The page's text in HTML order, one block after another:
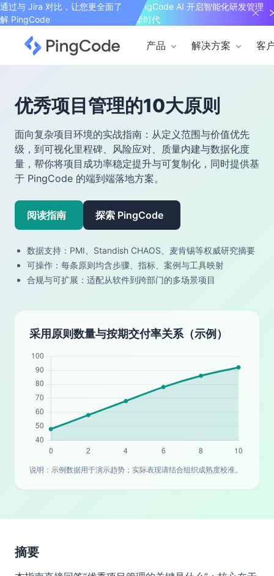
通过与 Jira 对比，让您更全面了
解 PingCode
PingCode AI 开启智能化研发管理
新时代
产品 解决方案 客
优秀项目管理的10大原则
面向复杂项目环境的实战指南：从定义范围与价值优先
级，到可视化里程碑、风险应对、质量内建与数据化度
量，帮你将项目成功率稳定提升与可复制化，同时提供基
于 PingCode 的端到端落地方案。
阅读指南 探索 PingCode
数据支持：PMI、Standish CHAOS、麦肯锡等权威研究摘要
可操作：每条原则均含步骤、指标、案例与工具映射
合规与可扩展：适配从软件到跨部门的多场景项目
采用原则数量与按期交付率关系（示例）
说明：示例数据用于演示趋势；实际表现请结合组织成熟度校准。
摘要